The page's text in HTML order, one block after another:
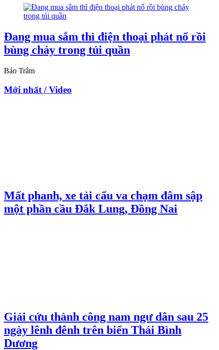
Đang mua sắm thì điện thoại phát nổ rồi
bùng cháy trong túi quần
Bảo Trâm
Mới nhất / Video
Mất phanh, xe tải cẩu va chạm đâm sập
một phần cầu Đắk Lung, Đồng Nai
Giải cứu thành công nam ngư dân sau 25
ngày lênh đênh trên biển Thái Bình
Dương